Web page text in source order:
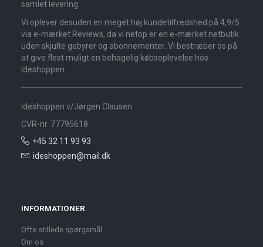
samlet levering.
Vi oplever desuden en meget høj kundetilfredshed på 4,9/5
via e-mærket Reviews, da vi netop er en e-mærket netbutik
uden skjulte gebyrer og abonnementer. Vi bestræber os på
at give flest muligt en behagelig købsoplevelse hos
Ideshoppen.
Ideshoppen v/Jørgen Clausen
CVR-nr. 77795618
+45 32 11 93 93
ideshoppen@mail.dk
INFORMATIONER
Ofte stillede spørgsmål
Om os